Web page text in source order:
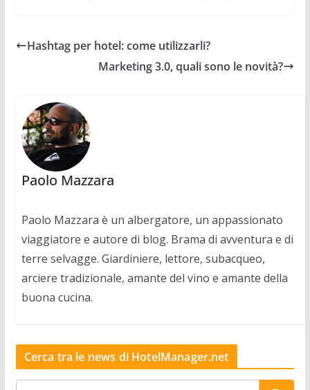
Hashtag per hotel: come utilizzarli?
Marketing 3.0, quali sono le novità?
Paolo Mazzara
Paolo Mazzara è un albergatore, un appassionato
viaggiatore e autore di blog. Brama di avventura e di
terre selvagge. Giardiniere, lettore, subacqueo,
arciere tradizionale, amante del vino e amante della
buona cucina.
Cerca tra le news di HotelManager.net